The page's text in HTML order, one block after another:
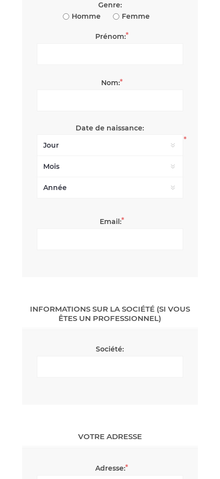
Genre:
Homme
Femme
Prénom:*
Nom:*
Date de naissance:
*
Email:*
INFORMATIONS SUR LA SOCIÉTÉ (SI VOUS
ÊTES UN PROFESSIONNEL)
Société:
VOTRE ADRESSE
Adresse:*